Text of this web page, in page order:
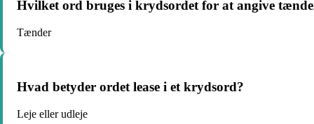
Hvilket ord bruges i krydsordet for at angive
Tænder
Hvad betyder ordet lease i et krydsord?
Leje eller udleje